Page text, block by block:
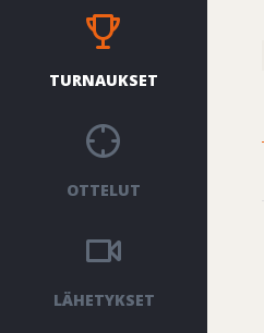
TURNAUKSET
OTTELUT
LÄHETYKSET